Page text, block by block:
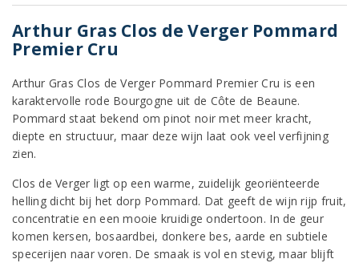
Arthur Gras Clos de Verger Pommard
Premier Cru
Arthur Gras Clos de Verger Pommard Premier Cru is een
karaktervolle rode Bourgogne uit de Côte de Beaune.
Pommard staat bekend om pinot noir met meer kracht,
diepte en structuur, maar deze wijn laat ook veel verfijning
zien.
Clos de Verger ligt op een warme, zuidelijk georiënteerde
helling dicht bij het dorp Pommard. Dat geeft de wijn rijp fruit,
concentratie en een mooie kruidige ondertoon. In de geur
komen kersen, bosaardbei, donkere bes, aarde en subtiele
specerijen naar voren. De smaak is vol en stevig, maar blijft